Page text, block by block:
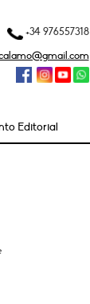
+34 976557318
Editorial